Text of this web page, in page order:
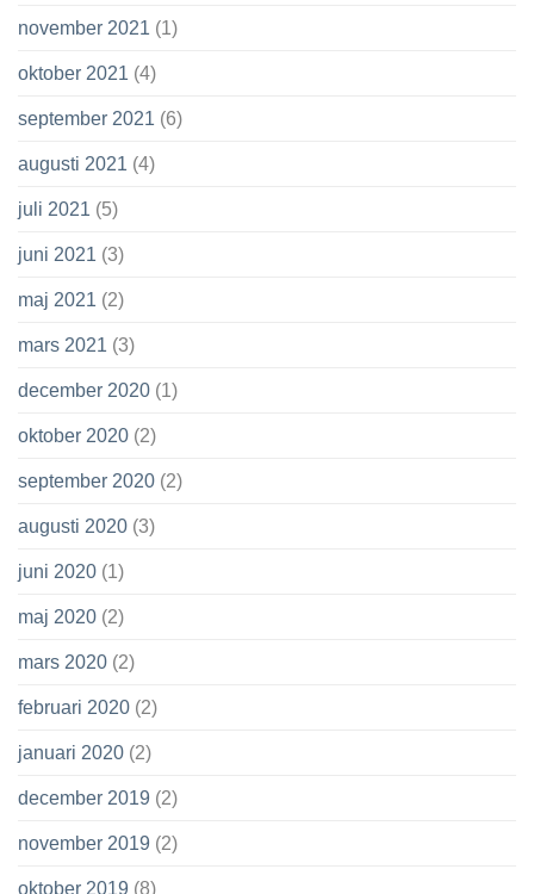
november 2021 (1)
oktober 2021 (4)
september 2021 (6)
augusti 2021 (4)
juli 2021 (5)
juni 2021 (3)
maj 2021 (2)
mars 2021 (3)
december 2020 (1)
oktober 2020 (2)
september 2020 (2)
augusti 2020 (3)
juni 2020 (1)
maj 2020 (2)
mars 2020 (2)
februari 2020 (2)
januari 2020 (2)
december 2019 (2)
november 2019 (2)
oktober 2019 (8)